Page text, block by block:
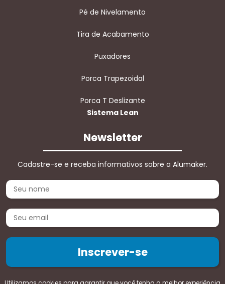
Pé de Nivelamento
Tira de Acabamento
Puxadores
Porca Trapezoidal
Porca T Deslizante
Sistema Lean
Newsletter
Cadastre-se e receba informativos sobre a Alumaker.